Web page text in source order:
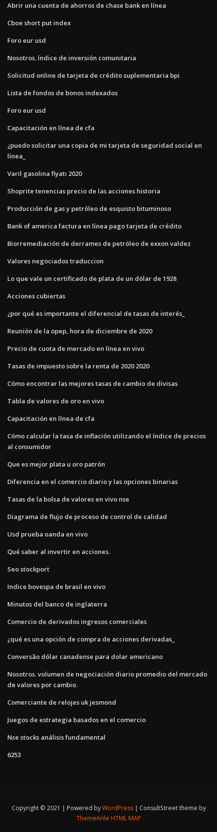
Abrir una cuenta de ahorros de chase bank en línea
Cboe short put index
Foro eur usd
Nosotros. índice de inversión comunitaria
Solicitud online de tarjeta de crédito suplementaria bpi
Lista de fondos de bonos indexados
Foro eur usd
Capacitación en línea de cfa
¿puedo solicitar una copia de mi tarjeta de seguridad social en
línea_
Varil gasolina fiyatı 2020
Shoprite tenencias precio de las acciones historia
Producción de gas y petróleo de esquisto bituminoso
Bank of america factura en línea pago tarjeta de crédito
Biorremediación de derrames de petróleo de exxon valdez
Valores negociados traduccion
Lo que vale un certificado de plata de un dólar de 1928
Acciones cubiertas
¿por qué es importante el diferencial de tasas de interés_
Reunión de la opep, hora de diciembre de 2020
Precio de cuota de mercado en línea en vivo
Tasas de impuesto sobre la renta de 2020 2020
Cómo encontrar las mejores tasas de cambio de divisas
Tabla de valores de oro en vivo
Capacitación en línea de cfa
Cómo calcular la tasa de inflación utilizando el índice de precios
al consumidor
Que es mejor plata u oro patrón
Diferencia en el comercio diario y las opciones binarias
Tasas de la bolsa de valores en vivo nse
Diagrama de flujo de proceso de control de calidad
Usd prueba oanda en vivo
Qué saber al invertir en acciones.
Seo stockport
Indice bovespa de brasil en vivo
Minutos del banco de inglaterra
Comercio de derivados ingresos comerciales
¿qué es una opción de compra de acciones derivadas_
Conversão dólar canadense para dolar americano
Nosotros. volumen de negociación diario promedio del mercado
de valores por cambio.
Comerciante de relojes uk jesmond
Juegos de estrategia basados ​​en el comercio
Nse stocks análisis fundamental
6253
Copyright © 2021 | Powered byWordPress
ConsultStreet theme by
ThemeArile HTML MAP